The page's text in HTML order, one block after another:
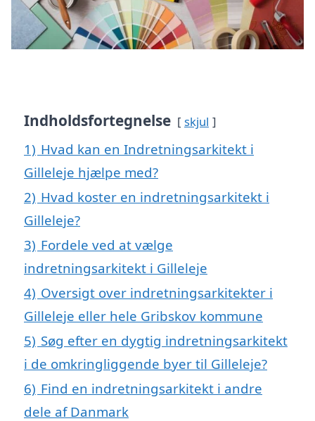
Indholdsfortegnelse skjul
1) Hvad kan en Indretningsarkitekt i
Gilleleje hjælpe med?
2) Hvad koster en indretningsarkitekt i
Gilleleje?
3) Fordele ved at vælge
indretningsarkitekt i Gilleleje
4) Oversigt over indretningsarkitekter i
Gilleleje eller hele Gribskov kommune
5) Søg efter en dygtig indretningsarkitekt
i de omkringliggende byer til Gilleleje?
6) Find en indretningsarkitekt i andre
dele af Danmark